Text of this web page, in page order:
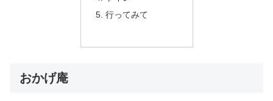
行ってみて
おかげ庵